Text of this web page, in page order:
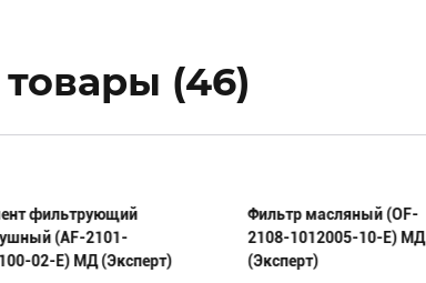
(46)
фильтрующий
(AF-2101-
02-E) МД (Эксперт)
Фильтр масляный (OF-
2108-1012005-10-E) МД
(Эксперт)